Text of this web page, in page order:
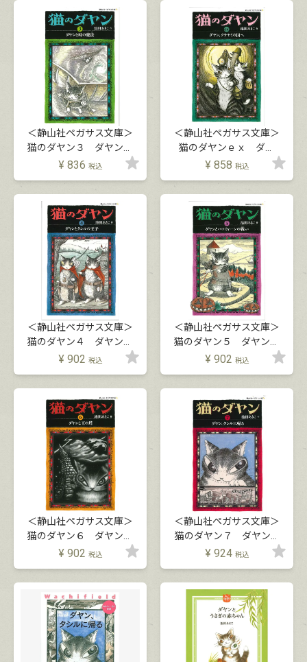
＜静山社ペガサス文庫＞
猫のダヤン３ ダヤンと
時の魔法
¥ 836 税込
＜静山社ペガサス文庫＞
猫のダヤンｅｘ ダヤ
ン、クラヤミの国へ
¥ 858 税込
＜静山社ペガサス文庫＞
猫のダヤン４ ダヤンと
タシルの王子
¥ 902 税込
＜静山社ペガサス文庫＞
猫のダヤン５ ダヤンと
ハロウィーンの戦い
¥ 902 税込
＜静山社ペガサス文庫＞
猫のダヤン６ ダヤンと
王の塔
¥ 902 税込
＜静山社ペガサス文庫＞
猫のダヤン７ ダヤン、
タシルに帰る
¥ 924 税込